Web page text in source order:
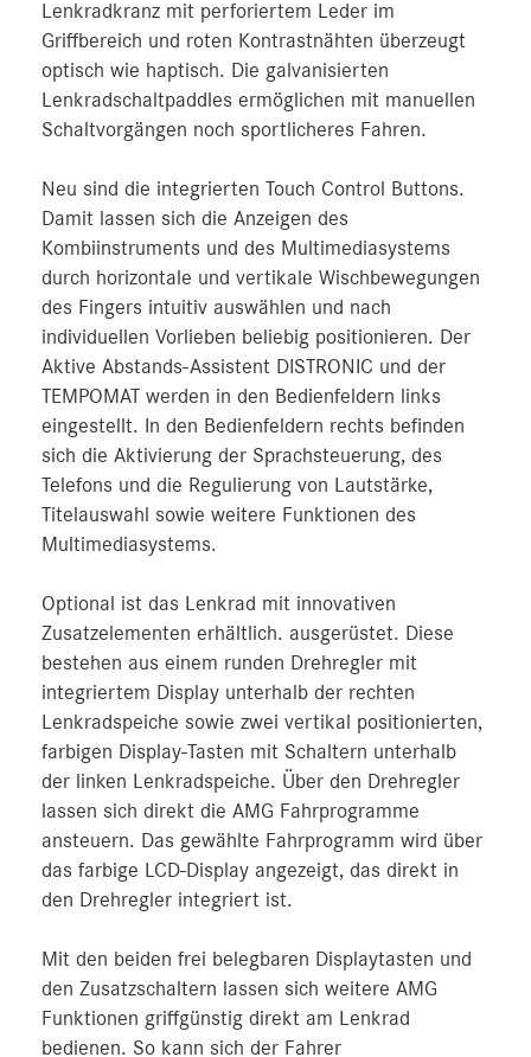
Lenkradkranz mit perforiertem Leder im
Griffbereich und roten Kontrastnähten überzeugt
optisch wie haptisch. Die galvanisierten
Lenkradschaltpaddles ermöglichen mit manuellen
Schaltvorgängen noch sportlicheres Fahren.
Neu sind die integrierten Touch Control Buttons.
Damit lassen sich die Anzeigen des
Kombiinstruments und des Multimediasystems
durch horizontale und vertikale Wischbewegungen
des Fingers intuitiv auswählen und nach
individuellen Vorlieben beliebig positionieren. Der
Aktive Abstands-Assistent DISTRONIC und der
TEMPOMAT werden in den Bedienfeldern links
eingestellt. In den Bedienfeldern rechts befinden
sich die Aktivierung der Sprachsteuerung, des
Telefons und die Regulierung von Lautstärke,
Titelauswahl sowie weitere Funktionen des
Multimediasystems.
Optional ist das Lenkrad mit innovativen
Zusatzelementen erhältlich. ausgerüstet. Diese
bestehen aus einem runden Drehregler mit
integriertem Display unterhalb der rechten
Lenkradspeiche sowie zwei vertikal positionierten,
farbigen Display-Tasten mit Schaltern unterhalb
der linken Lenkradspeiche. Über den Drehregler
lassen sich direkt die AMG Fahrprogramme
ansteuern. Das gewählte Fahrprogramm wird über
das farbige LCD-Display angezeigt, das direkt in
den Drehregler integriert ist.
Mit den beiden frei belegbaren Displaytasten und
den Zusatzschaltern lassen sich weitere AMG
Funktionen griffgünstig direkt am Lenkrad
bedienen. So kann sich der Fahrer